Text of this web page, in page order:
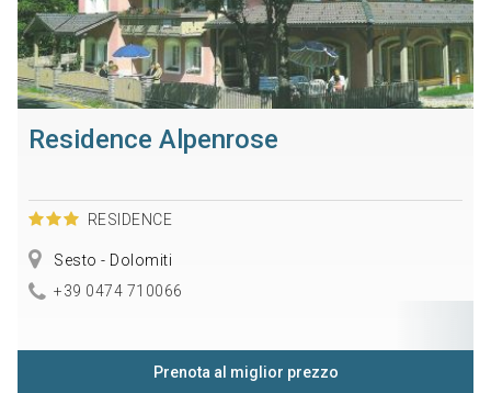
Residence Alpenrose
RESIDENCE
Sesto - Dolomiti
+39 0474 710066
Prenota al miglior prezzo